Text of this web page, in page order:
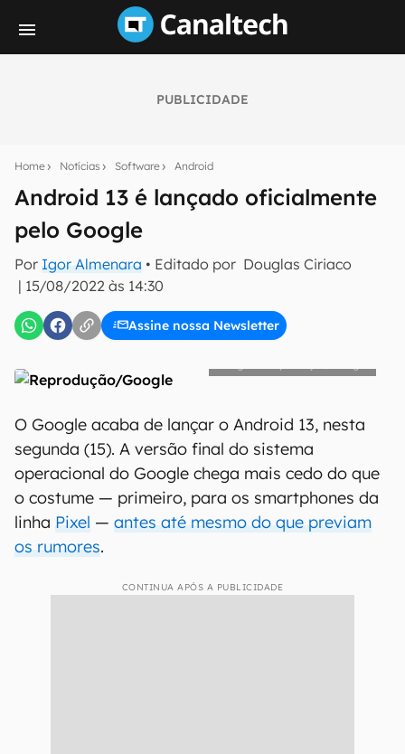
PUBLICIDADE
Home Notícias Software Android
Android 13 é lançado oficialmente
pelo Google
Por Igor Almenara • Editado por Douglas Ciriaco
| 15/08/2022 às 14:30
Assine nossa Newsletter
notícias e reviews sobre tecnologia em primeira
mão.
E-mail
Uso e Política de Privacidade do Canaltech.
O Google acaba de lançar o Android 13, nesta
segunda (15). A versão final do sistema
operacional do Google chega mais cedo do que
o costume — primeiro, para os smartphones da
linha Pixel — antes até mesmo do que previam
os rumores.
CONTINUA APÓS A PUBLICIDADE